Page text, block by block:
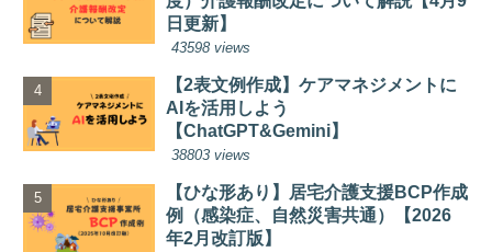
日更新】
43598 views
【2表文例作成】ケアマネジメントに
AIを活用しよう
【ChatGPT&Gemini】
38803 views
【ひな形あり】居宅介護支援BCP作成
例（感染症、自然災害共通）【2026
年2月改訂版】